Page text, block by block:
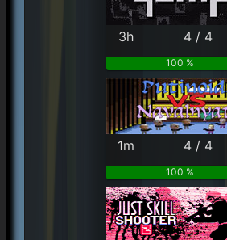
3h 4 / 4
100 %
1m 4 / 4
100 %